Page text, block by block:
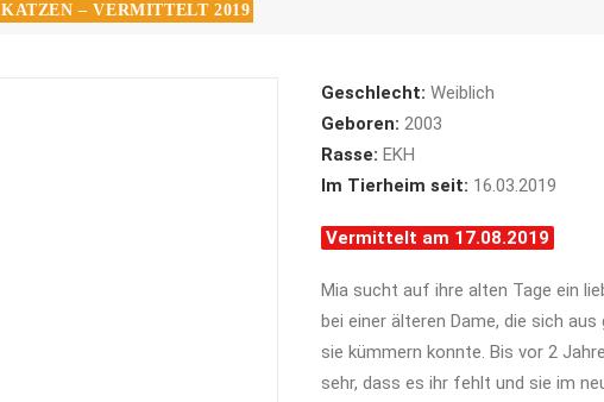
KATZEN – VERMITTELT 2019
Geschlecht: Weiblich
Geboren: 2003
Rasse: EKH
Im Tierheim seit: 16.03.2019
Vermittelt am 17.08.2019
Mia sucht auf ihre alten Tage ein
bei einer älteren Dame, die sich
sie kümmern konnte. Bis vor 2
sehr, dass es ihr fehlt und sie im